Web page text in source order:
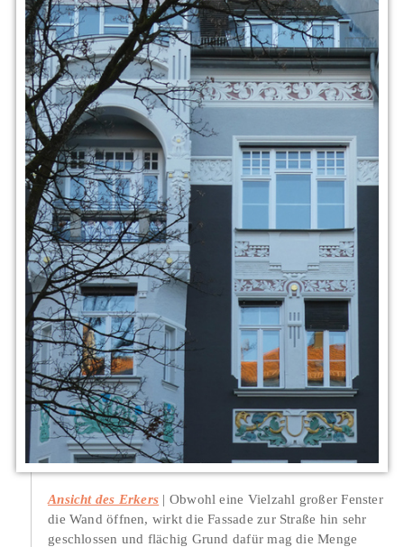
Ansicht des Erkers
Obwohl eine Vielzahl großer Fenster
die Wand öffnen, wirkt die Fassade zur Straße hin sehr
geschlossen und flächig Grund dafür mag die Menge